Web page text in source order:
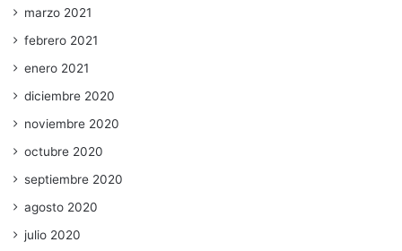
marzo 2021
febrero 2021
enero 2021
diciembre 2020
noviembre 2020
octubre 2020
septiembre 2020
agosto 2020
julio 2020